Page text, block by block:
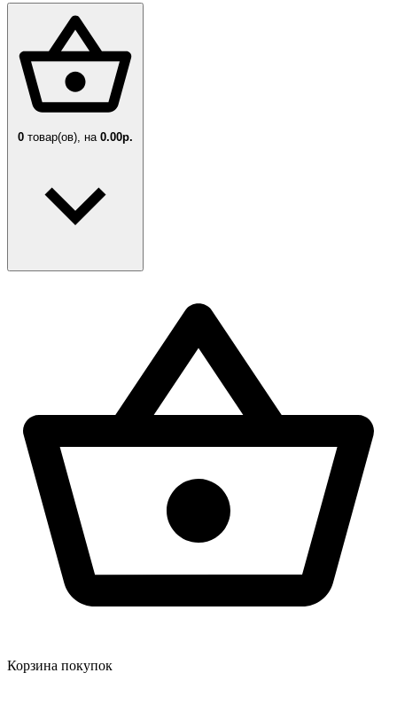
0 товар(ов), на 0.00р.
Корзина покупок